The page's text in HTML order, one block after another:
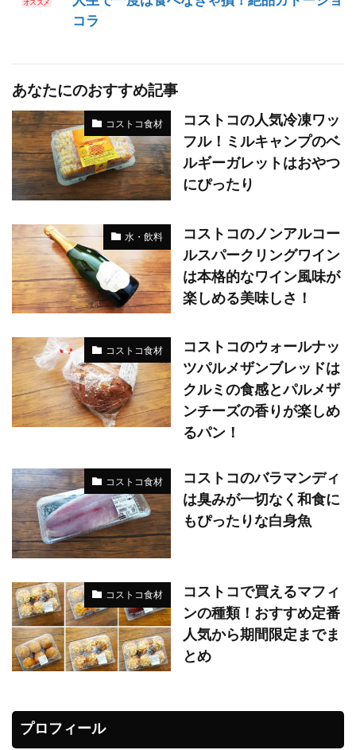
コラ
あなたにのおすすめ記事
コストコ食材
コストコの人気冷凍ワッ
フル！ミルキャンプのベ
ルギーガレットはおやつ
にぴったり
水・飲料
コストコのノンアルコー
ルスパークリングワイン
は本格的なワイン風味が
楽しめる美味しさ！
コストコ食材
コストコのウォールナッ
ツパルメザンブレッドは
クルミの食感とパルメザ
ンチーズの香りが楽しめ
るパン！
コストコ食材
コストコのバラマンディ
は臭みが一切なく和食に
もぴったりな白身魚
コストコ食材
コストコで買えるマフィ
ンの種類！おすすめ定番
人気から期間限定までま
とめ
プロフィール